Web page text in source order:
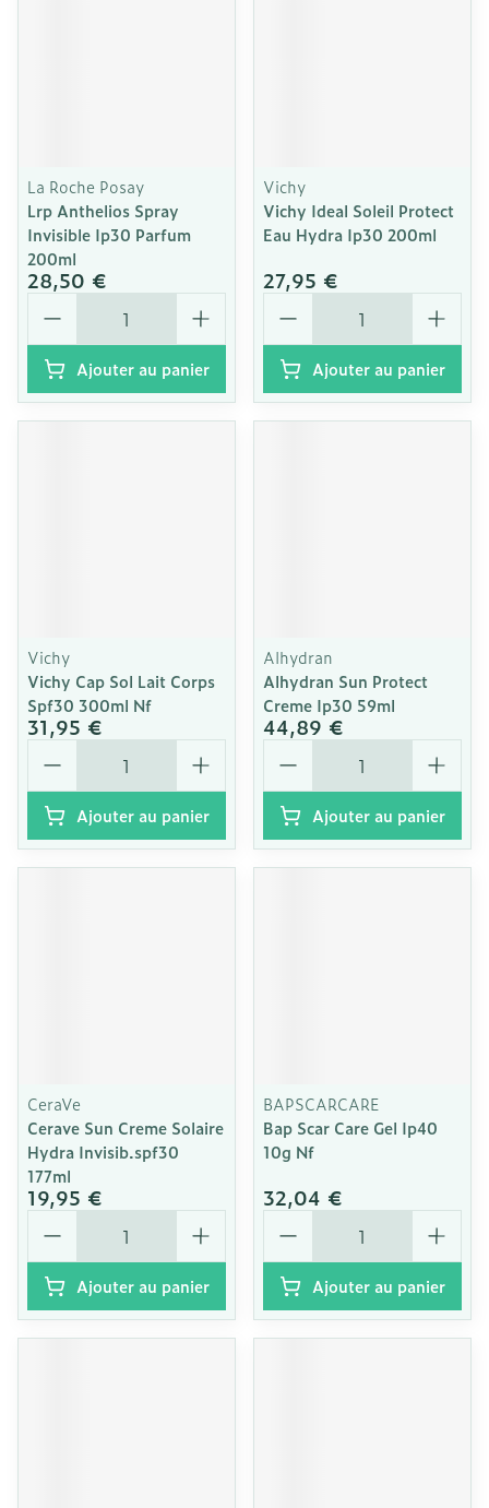
La Roche Posay
Lrp Anthelios Spray
Invisible Ip30 Parfum
200ml
28,50 €
Quantité
Ajouter au panier
Vichy
Vichy Ideal Soleil Protect
Eau Hydra Ip30 200ml
27,95 €
Quantité
Ajouter au panier
Vichy
Vichy Cap Sol Lait Corps
Spf30 300ml Nf
31,95 €
Quantité
Ajouter au panier
Alhydran
Alhydran Sun Protect
Creme Ip30 59ml
44,89 €
Quantité
Ajouter au panier
CeraVe
Cerave Sun Creme Solaire
Hydra Invisib.spf30
177ml
19,95 €
Quantité
Ajouter au panier
BAPSCARCARE
Bap Scar Care Gel Ip40
10g Nf
32,04 €
Quantité
Ajouter au panier